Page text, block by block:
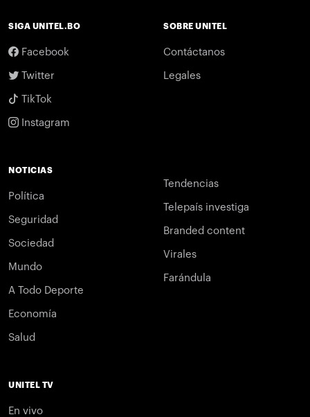
SIGA UNITEL.BO
Facebook
Twitter
TikTok
Instagram
SOBRE UNITEL
Contáctanos
Legales
NOTICIAS
Política
Seguridad
Sociedad
Mundo
A Todo Deporte
Economía
Salud
Tendencias
Telepaís investiga
Branded content
Virales
Farándula
UNITEL TV
En vivo